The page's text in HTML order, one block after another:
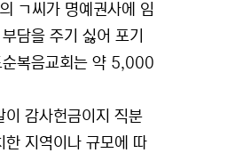
ㄱ씨가 명예권사에 임
담을 주기 싫어 포기
순복음교회는 약 5,000
감사헌금이지 직분
한 지역이나 규모에 따